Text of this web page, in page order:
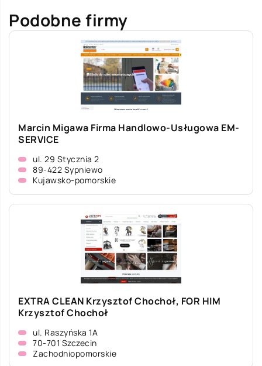
Podobne firmy
Marcin Migawa Firma Handlowo-Usługowa EM-
SERVICE
ul. 29 Stycznia 2
89-422 Sypniewo
Kujawsko-pomorskie
EXTRA CLEAN Krzysztof Chochoł, FOR HIM
Krzysztof Chochoł
ul. Raszyńska 1A
70-701 Szczecin
Zachodniopomorskie